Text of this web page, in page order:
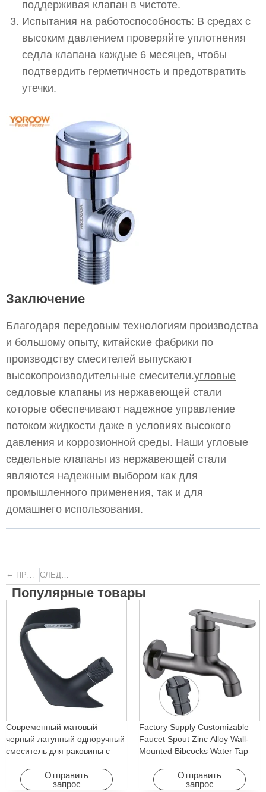
поддерживая клапан в чистоте.
Испытания на работоспособность: В средах с
высоким давлением проверяйте уплотнения
седла клапана каждые 6 месяцев, чтобы
подтвердить герметичность и предотвратить
утечки.
Заключение
Благодаря передовым технологиям производства
и большому опыту, китайские фабрики по
производству смесителей выпускают
высокопроизводительные смесители.угловые
седловые клапаны из нержавеющей стали
которые обеспечивают надежное управление
потоком жидкости даже в условиях высокого
давления и коррозионной среды. Наши угловые
седельные клапаны из нержавеющей стали
являются надежным выбором как для
промышленного применения, так и для
домашнего использования.
← ПРЕДЫДУЩИЙ СЛЕДУЮЩИЙ
Популярные товары
Современный матовый
черный латунный одноручный
смеситель для раковины с
с вращающейся функцией
для отеля и квартиры
Отправить
запрос
Factory Supply Customizable
Faucet Spout Zinc Alloy Wall-
Mounted Bibcocks Water Tap
Отправить
запрос